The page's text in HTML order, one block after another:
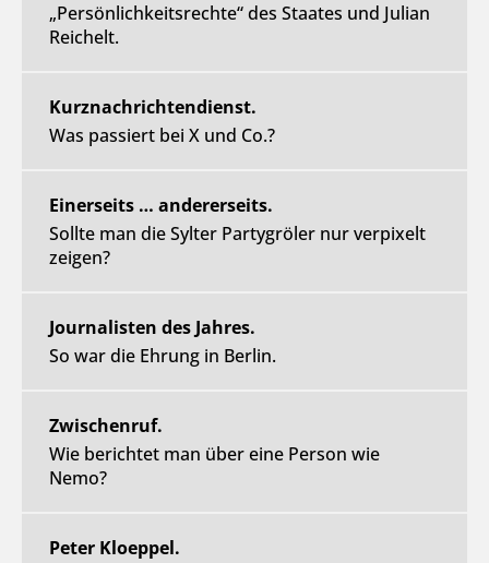
„Persönlichkeitsrechte“ des Staates und Julian
Reichelt.
Kurznachrichtendienst.
Was passiert bei X und Co.?
Einerseits … andererseits.
Sollte man die Sylter Partygröler nur verpixelt
zeigen?
Journalisten des Jahres.
So war die Ehrung in Berlin.
Zwischenruf.
Wie berichtet man über eine Person wie
Nemo?
Peter Kloeppel.